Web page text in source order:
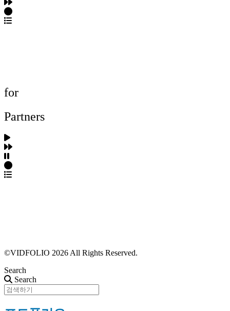
for
Partners
©VIDFOLIO 2026 All Rights Reserved.
Search
Search